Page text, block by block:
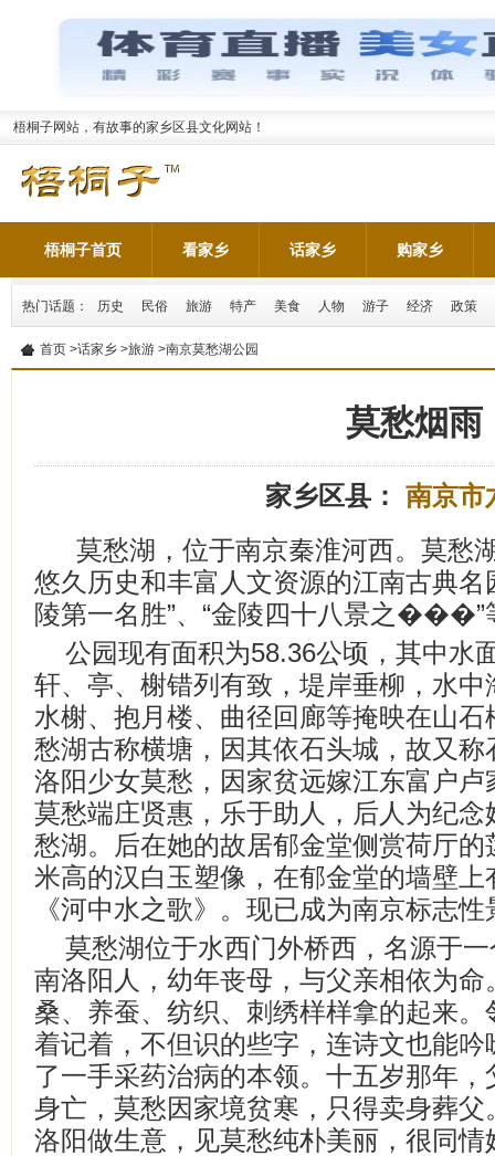
梧桐子网站，有故事的家乡区县文化网站！
梧桐子首页 看家乡 话家乡 购家乡
热门话题： 历史 民俗 旅游 特产 美食 人物 游子 经济 政策
首页 >话家乡 >旅游 >南京莫愁湖公园
莫愁烟雨
家乡区县： 南京市
莫愁湖，位于南京秦淮河西。莫愁
悠久历史和丰富人文资源的江南古典名
陵第一名胜”、“金陵四十八景之���”
公园现有面积为58.36公顷，其中水
轩、亭、榭错列有致，堤岸垂柳，水
水榭、抱月楼、曲径回廊等掩映在山
愁湖古称横塘，因其依石头城，故又
洛阳少女莫愁，因家贫远嫁江东富户
莫愁端庄贤惠，乐于助人，后人为纪
愁湖。后在她的故居郁金堂侧赏荷厅
米高的汉白玉塑像，在郁金堂的墙壁
《河中水之歌》。现已成为南京标志
莫愁湖位于水西门外桥西，名源于
南洛阳人，幼年丧母，与父亲相依为
桑、养蚕、纺织、刺绣样样拿的起来
着记着，不但识的些字，连诗文也能
了一手采药治病的本领。十五岁那年
身亡，莫愁因家境贫寒，只得卖身葬
洛阳做生意，见莫愁纯朴美丽，很同